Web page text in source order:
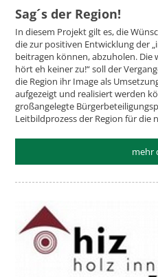
Sag´s der Region!
In diesem Projekt gilt es, die
die zur positiven Entwicklung der
beitragen können, abzuholen.
hört eh keiner zu!“ soll der
die Region ihr Image als
aufgezeigt und realisiert werden
großangelegte
Leitbildprozess der Region für die
mehr